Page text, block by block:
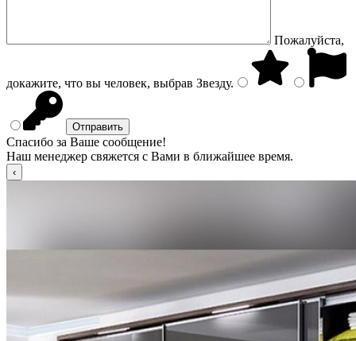
Пожалуйста,
докажите, что вы человек, выбрав Звезду.
Спасибо за Ваше сообщение!
Наш менеджер свяжется с Вами в ближайшее время.